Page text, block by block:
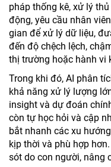
pháp thống kê, xử lý
động, yêu cầu nhân
gian để xử lý dữ liệu,
đến độ chệch lệch,
thị trường hoặc hành vi
Trong khi đó, AI phân
khả năng xử lý lượng
insight và dự đoán
còn tự học hỏi và cập
bắt nhanh các xu
kịp thời và phù hợp
sót do con người, nâng